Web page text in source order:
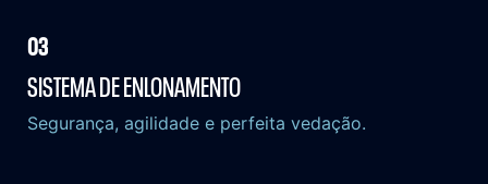
03
SISTEMA DE ENLONAMENTO
Segurança, agilidade e perfeita vedação.